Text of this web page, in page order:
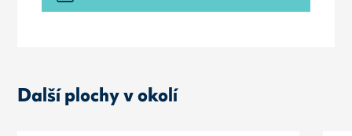
Další plochy v okolí